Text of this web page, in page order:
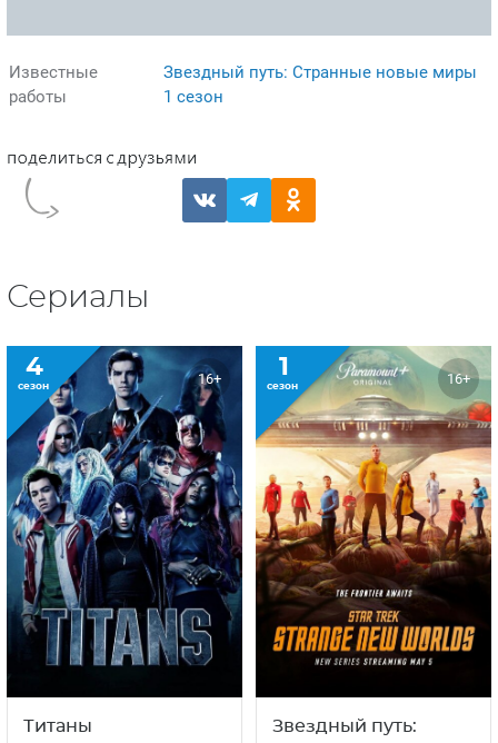
Известные
работы
Звездный путь: Странные новые миры
1 сезон
Сериалы
4
сезон 16+
Титаны
1
сезон 16+
Звездный путь: